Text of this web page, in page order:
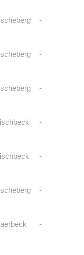
-
-
-
-
-
-
-